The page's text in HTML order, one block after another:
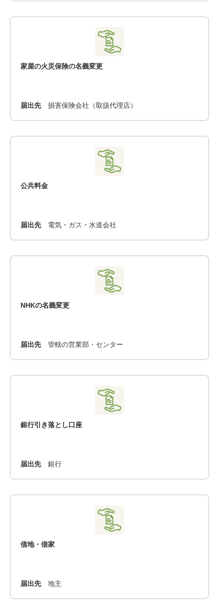
家屋の火災保険の名義変更
届出先損害保険会社（取扱代理店）
公共料金
届出先電気・ガス・水道会社
NHKの名義変更
届出先管轄の営業部・センター
銀行引き落とし口座
届出先銀行
借地・借家
届出先地主